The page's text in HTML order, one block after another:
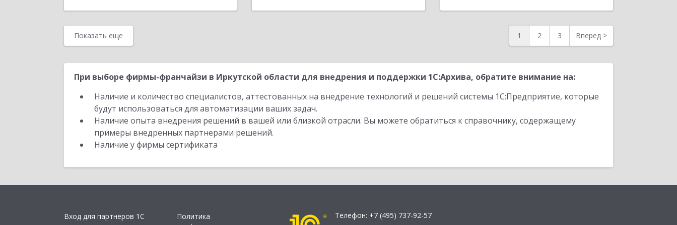
Показать еще 1 2 3 Вперед >
При выборе фирмы-франчайзи в Иркутской области для внедрения и поддержки 1С:Архива, обратите внимание на:
Наличие и количество специалистов, аттестованных на внедрение технологий и решений системы 1С:Предприятие, которые
будут использоваться для автоматизации ваших задач.
Наличие опыта внедрения решений в вашей или близкой отрасли. Вы можете обратиться к справочнику, содержащему
примеры внедренных партнерами решений.
Наличие у фирмы сертификата
Вход для партнеров 1С
Политика
Телефон: +7 (495) 737-92-57